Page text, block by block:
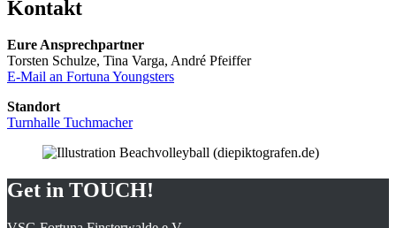
Kontakt
Eure Ansprechpartner
Torsten Schulze, Tina Varga, André Pfeiffer
E-Mail an Fortuna Youngsters
Standort
Turnhalle Tuchmacher
Get in TOUCH!